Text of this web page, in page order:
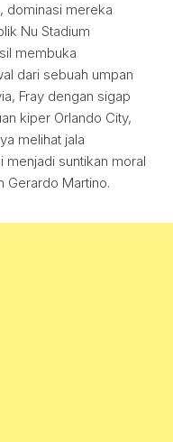
dominasi mereka
Nu Stadium
membuka
dari sebuah umpan
Fray dengan sigap
kiper Orlando City,
melihat jala
menjadi suntikan moral
Gerardo Martino.